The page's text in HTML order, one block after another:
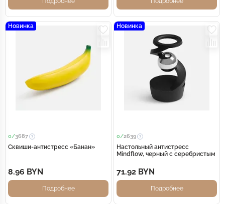
Новинка
0/3687
Сквиши-антистресс «Банан»
8.96 BYN
Подробнее
Новинка
0/2639
Настольный антистресс
Mindflow, черный с серебристым
71.92 BYN
Подробнее